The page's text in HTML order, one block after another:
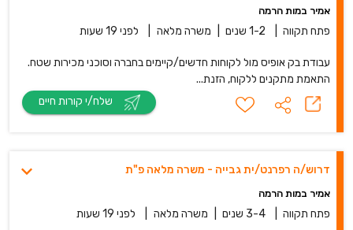
אמיר במות הרמה
פתח תקווה 1-2 שנים משרה מלאה לפני 19 שעות
עבודת בק אופיס מול לקוחות חדשים/קיימים בחברה וסוכני מכירות שטח.
התאמת מתקנים ללקוח, הזנת...
דרוש/ה רפרנט/ית גבייה - משרה מלאה פ"ת
אמיר במות הרמה
פתח תקווה 3-4 שנים משרה מלאה לפני 19 שעות